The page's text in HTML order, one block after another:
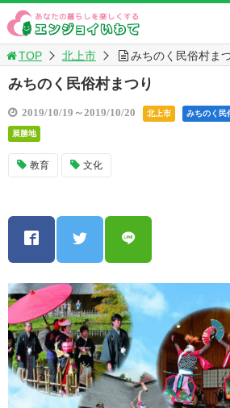
TOP 北上市 みちのく民俗村ま
みちのく民俗村まつり
2019/10/19～2019/10/20 北上市 みちのく民
展勝地
教育 文化